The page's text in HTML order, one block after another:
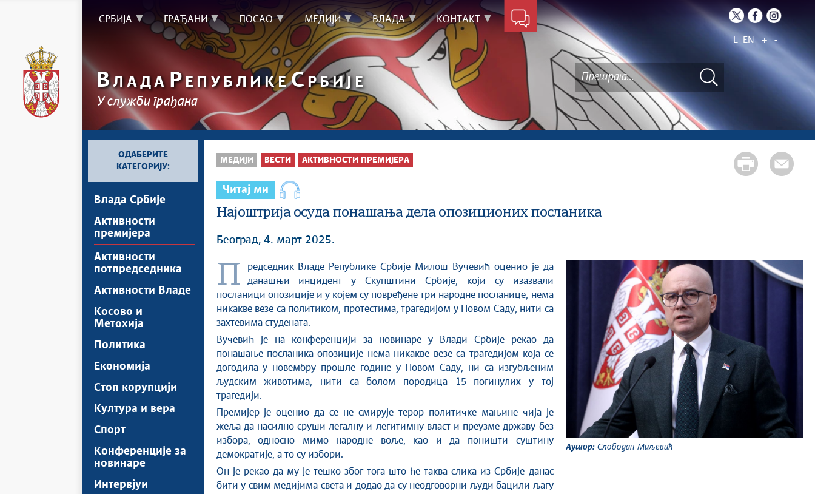
СРБИЈА ГРАЂАНИ ПОСАО МЕДИЈИ ВЛАДА КОНТАКТ
L EN + -
ВЛАДА Р ЕПУБЛИКЕС РБИЈЕ
У служби грађана
ОДАБЕРИТЕ
КАТЕГОРИЈУ:
Влада Србије
Активности
премијера
Активности
потпредседника
Активности Владе
Косово и
Метохија
Политика
Економија
Стоп корупцији
Култура и вера
Спорт
Конференције за
новинаре
Интервјуи
МЕДИЈИ ВЕСТИ АКТИВНОСТИ ПРЕМИЈЕРА
Читај ми
Најоштрија осуда понашања дела опозиционих посланика
Београд, 4. март 2025.
Председник Владе Републике Србије Милош Вучевић оценио је да
данашњи инцидент у Скупштини Србије, који су изазвали
посланици опозиције и у којем су повређене три народне посланице, нема
никакве везе са политиком, протестима, трагедијом у Новом Саду, нити са
захтевима студената.
Вучевић је на конференцији за новинаре у Влади Србије рекао да
понашање посланика опозиције нема никакве везе са трагедијом која се
догодила у новембру прошле године у Новом Саду, ни са изгубљеним
људским животима, нити са болом породица 15 погинулих у тој
трагедији.
Премијер је оценио да се не смирује терор политичке мањине чија је
жеља да насилно сруши легалну и легитимну власт и преузме државу без
избора, односно мимо народне воље, као и да поништи суштину
демократије, а то су избори.
Он је рекао да му је тешко због тога што ће таква слика из Србије данас
бити у свим медијима света и додао да су неодговорни људи бацили љагу
Аутор: Слободан Миљевић